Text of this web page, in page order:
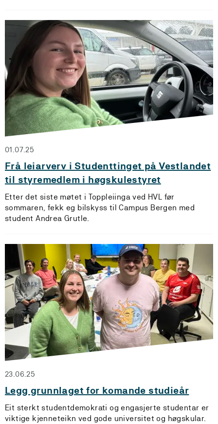
01.07.25
Frå leiarverv i Studenttinget på Vestlandet
til styremedlem i høgskulestyret
Etter det siste møtet i Toppleiinga ved HVL før
sommaren, fekk eg bilskyss til Campus Bergen med
student Andrea Grutle.
23.06.25
Legg grunnlaget for komande studieår
Eit sterkt studentdemokrati og engasjerte studentar er
viktige kjenneteikn ved gode universitet og høgskular.